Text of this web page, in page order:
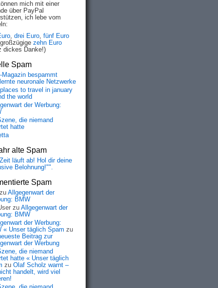
mich mit einer
über PayPal
ich lebe vom
, drei Euro, fünf Euro
zehn Euro
dickes Danke!)
Spam
Magazin bespammt
neuronale Netzwerke
to travel in january
the world
der Werbung:
die niemand
hatte
alte Spam
läuft ab! Hol dir deine
Belohnung!"".
Spam
zu Allgegenwart der
BMW
zu Allgegenwart der
BMW
der Werbung:
« Unser täglich Spam zu
Beitrag zur
der Werbung
die niemand
hatte « Unser täglich
zu Olaf Scholz warnt –
handelt, wird viel